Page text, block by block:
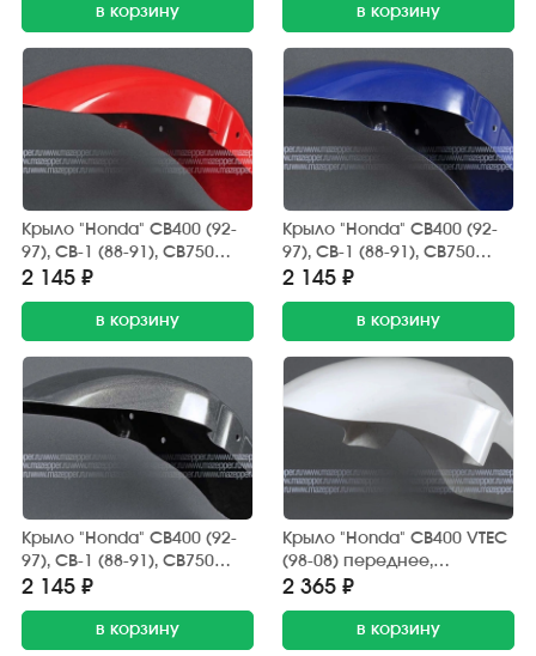
в корзину в корзину
Крыло "Honda" CB400 (92-
97), CB-1 (88-91), CB750
переднее, стеклопластик
(красное)
2 145 ₽
в корзину
Крыло "Honda" CB400 (92-
97), CB-1 (88-91), CB750
переднее, стеклопластик
(синее)
2 145 ₽
в корзину
Крыло "Honda" CB400 (92-
97), CB-1 (88-91), CB750
переднее, стеклопластик
(тёмно-серый металлик)
2 145 ₽
в корзину
Крыло "Honda" CB400 VTEC
(98-08) переднее,
стеклопластик (белое)
2 365 ₽
в корзину